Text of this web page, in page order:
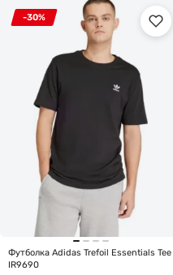
-30%
Футболка Adidas Trefoil Essentials Tee
IR9690